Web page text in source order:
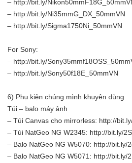
– http://bit.ly/
– http://bit.ly/Ni35mmG_DX_50mmVN
– http://bit.ly/Sigma1750Ni_50mmVN
For Sony:
– http://bit.ly/
– http://bit.ly/Sony50f18E_50mmVN
6) Phụ kiện chúng mình khuyên dùng
Túi – balo máy ảnh
– Túi Canvas cho mirrorless: http://
– Túi NatGeo NG W2345: http://bit.ly/
– Balo NatGeo NG W5070: http://bit.ly/
– Balo NatGeo NG W5071: http://bit.ly/